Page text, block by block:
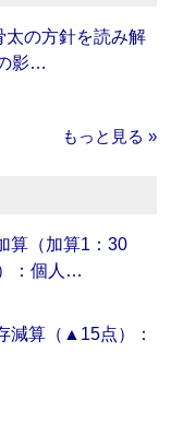
太の方針を読み解
影…
もっと見る »
算（加算1：30
：個人…
減算（▲15点）：